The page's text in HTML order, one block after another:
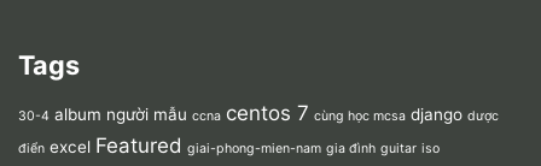
Tags
30-4 album người mẫu ccna centos 7 cùng học mcsa django dược
điển excel Featured giai-phong-mien-nam gia đình guitar iso